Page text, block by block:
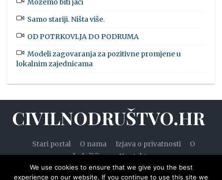
Možemo biti jači
Samo stariji. Ništa više.
OD POTRKOVLJA DO PODRUMA
Modeli zagovaranja za pozitivne promjene u
lokalnim zajednicama
CIVILNODRUŠTVO.HR
Stari portal O nama Izjava o privatnosti
O
kolačićima
Kontakt
We use cookies to ensure that we give you the best
experience on our website. If you continue to use this site we